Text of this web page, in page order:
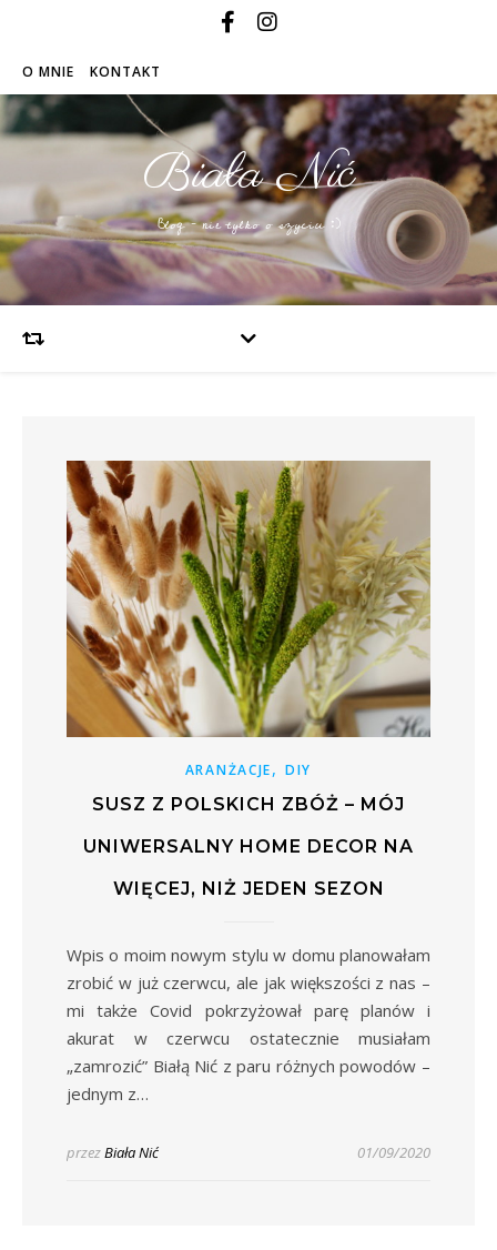
O MNIE KONTAKT
Biała Nić
Blog – nie tylko o szyciu :)
ARANŻACJE,DIY
SUSZ Z POLSKICH ZBÓŻ – MÓJ
UNIWERSALNY HOME DECOR NA
WIĘCEJ, NIŻ JEDEN SEZON
Wpis o moim nowym stylu w domu planowałam
zrobić w już czerwcu, ale jak większości z nas –
mi także Covid pokrzyżował parę planów i
akurat w czerwcu ostatecznie musiałam
„zamrozić” Białą Nić z paru różnych powodów –
jednym z…
przezBiała Nić 01/09/2020